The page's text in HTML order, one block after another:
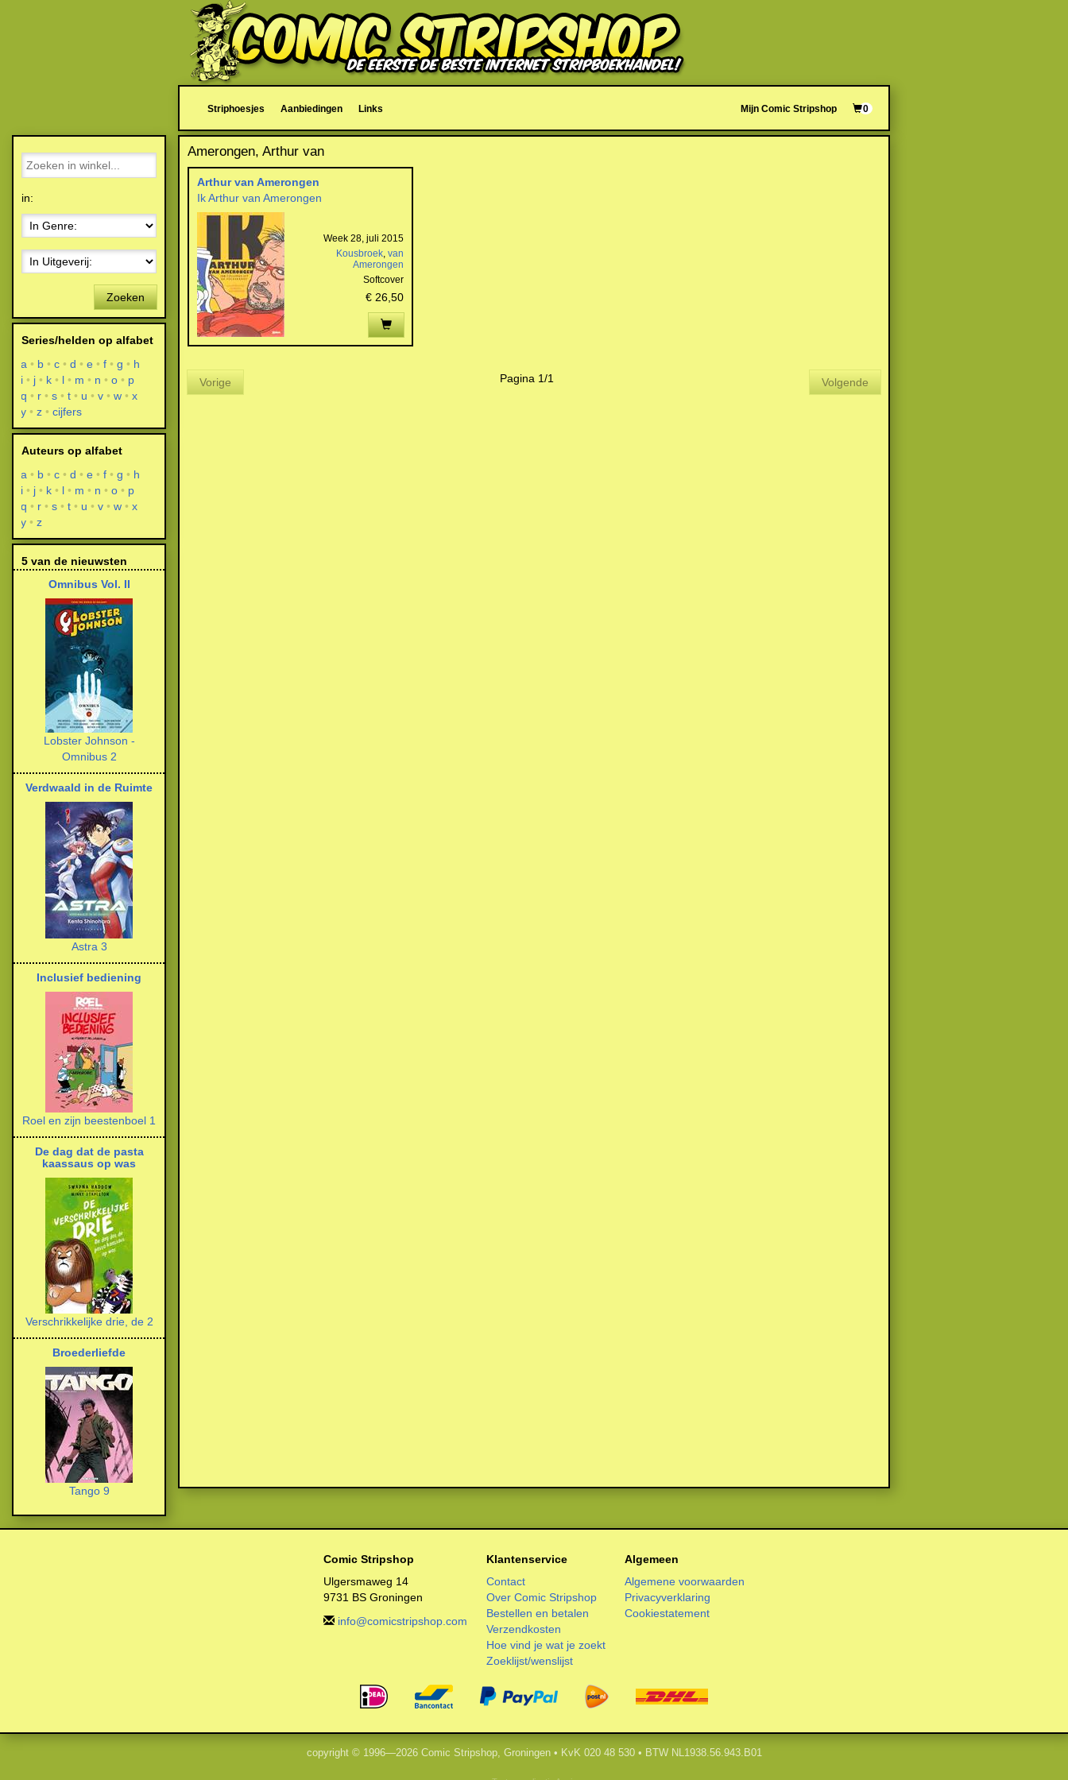
Striphoesjes Aanbiedingen Links Mijn Comic Stripshop 0
Amerongen, Arthur van
Arthur van Amerongen
Ik Arthur van Amerongen
Week 28, juli 2015
Kousbroek, van
Amerongen
Softcover
€ 26,50
Vorige Pagina 1/1 Volgende
in:
Zoeken
Series/helden op alfabet
a
b c d e f g
h
i
j k l m n o
p
q
r s t u v w
x
y
z cijfers
Auteurs op alfabet
a
b c d e f g
h
i
j k l m n o
p
q
r s t u v w
x
y
z
5 van de nieuwsten
Omnibus Vol. II
Lobster Johnson -
Omnibus 2
Verdwaald in de Ruimte
Astra 3
Inclusief bediening
Roel en zijn beestenboel 1
De dag dat de pasta
kaassaus op was
Verschrikkelijke drie, de 2
Broederliefde
Tango 9
Comic Stripshop
Ulgersmaweg 14
9731 BS Groningen
info@comicstripshop.com
Klantenservice
Contact
Over Comic Stripshop
Bestellen en betalen
Verzendkosten
Hoe vind je wat je zoekt
Zoeklijst/wenslijst
Algemeen
Algemene voorwaarden
Privacyverklaring
Cookiestatement
copyright © 1996—2026 Comic Stripshop, Groningen • KvK 020 48 530 • BTW NL1938.56.943.B01